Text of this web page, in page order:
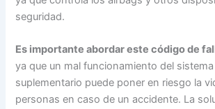
seguridad.
Es importante abordar este código de
ya que un mal funcionamiento del
suplementario puede poner en riesgo la
personas en caso de un accidente. La